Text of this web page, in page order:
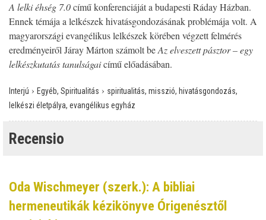
A lelki éhség 7.0című konferenciáját a budapesti Ráday Házban.
Ennek témája a lelkészek hivatásgondozásának problémája volt. A
magyarországi evangélikus lelkészek körében végzett felmérés
eredményeiről Járay Márton számolt beAz elveszett pásztor – egy
lelkészkutatás tanulságaicímű előadásában.
Interjú › Egyéb, Spiritualitás › spiritualitás, misszió, hivatásgondozás,
lelkészi életpálya, evangélikus egyház
Recensio
Oda Wischmeyer (szerk.): A bibliai
hermeneutikák kézikönyve Órigenésztől